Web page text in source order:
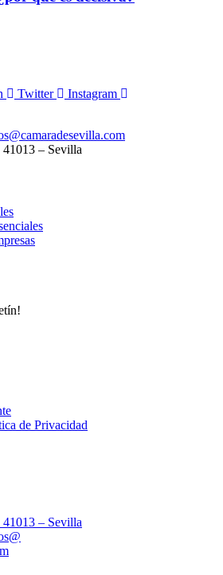
Twitter
Instagram
41013 – Sevilla
de Privacidad
41013 – Sevilla